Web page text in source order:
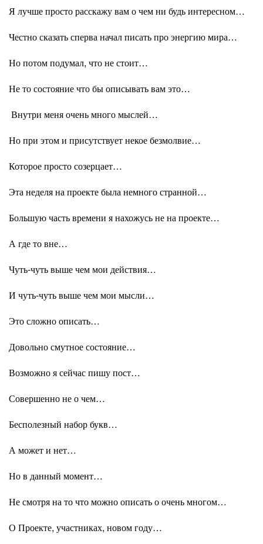
Я лучше просто расскажу вам о чем ни будь интересном…
Честно сказать сперва начал писать про энергию мира…
Но потом подумал, что не стоит…
Не то состояние что бы описывать вам это…
Внутри меня очень много мыслей…
Но при этом и присутствует некое безмолвие…
Которое просто созерцает…
Эта неделя на проекте была немного странной…
Большую часть времени я нахожусь не на проекте…
А где то вне…
Чуть-чуть выше чем мои действия…
И чуть-чуть выше чем мои мысли…
Это сложно описать…
Довольно смутное состояние…
Возможно я сейчас пишу пост…
Совершенно не о чем…
Бесполезный набор букв…
А может и нет…
Но в данный момент…
Не смотря на то что можно описать о очень многом…
О Проекте, участниках, новом году…